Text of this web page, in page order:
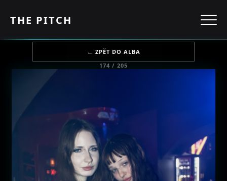
THE PITCH
← ZPĚT DO ALBA
174 / 205